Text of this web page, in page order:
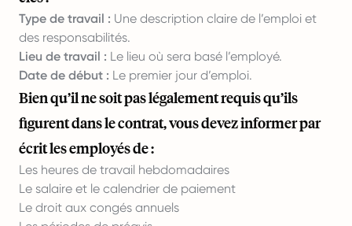
Type de travail : Une description claire de l’emploi et
des responsabilités.
Lieu de travail : Le lieu où sera basé l’employé.
Date de début : Le premier jour d’emploi.
Bien qu’il ne soit pas légalement requis qu’ils
figurent dans le contrat, vous devez informer par
écrit les employés de :
Les heures de travail hebdomadaires
Le salaire et le calendrier de paiement
Le droit aux congés annuels